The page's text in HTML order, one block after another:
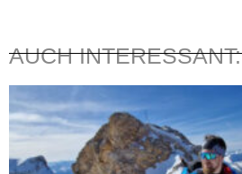
AUCH INTERESSANT: